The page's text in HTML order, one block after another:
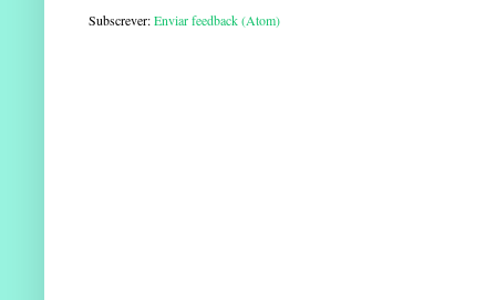
Subscrever:Enviar feedback (Atom)